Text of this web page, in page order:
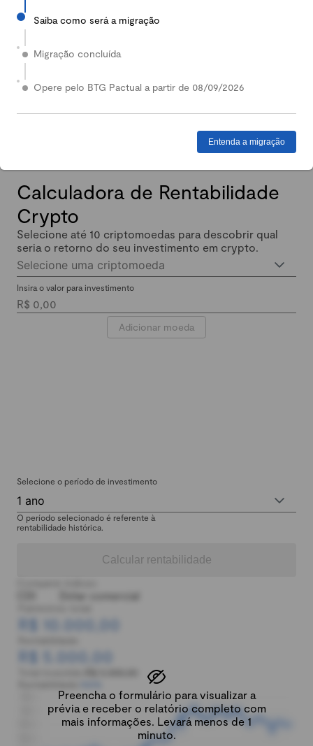
2024
Em 2024, nossa Carteira Conservadora mais que
Enquanto isso, quem investiu em Renda Fixa lucrou
Calculadora de Rentabilidade
Crypto
Selecione até 10 criptomoedas para descobrir qual
seria o retorno do seu investimento em crypto.
Selecione uma criptomoeda
Insira o valor para investimento
Adicionar moeda
Selecione o período de investimento
1 ano
O período selecionado é referente à
rentabilidade histórica.
Calcular rentabilidade
Preencha o formulário para visualizar a
prévia e receber o relatório completo com
mais informações. Levará menos de 1
minuto.
Dólar comercial
R$ 10.000,00
R$ 5.000,00
Saiba como será a migração
Migração concluída
Opere pelo BTG Pactual a partir de 08/09/2026
Entenda a migração